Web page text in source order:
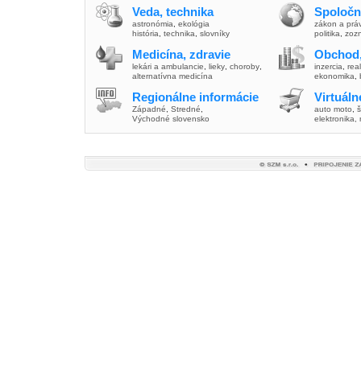
Veda, technika
astronómia
ekológia
história
technika slovníky
Medicína, zdravie
lekári a ambulancie lieky choroby
alternatívna medicína
Regionálne informácie
Západné Stredné
Východné slovensko
zákon a
politika
inzercia
ekonomika
auto moto
elektronika,